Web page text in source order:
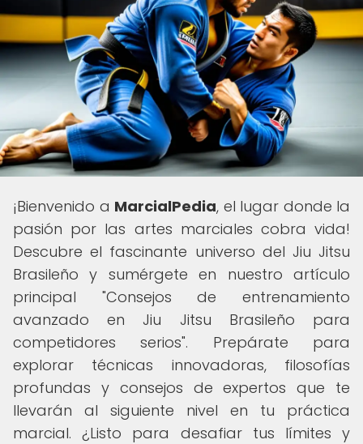
¡Bienvenido a MarcialPedia, el lugar donde la
pasión por las artes marciales cobra vida!
Descubre el fascinante universo del Jiu Jitsu
Brasileño y sumérgete en nuestro artículo
principal "Consejos de entrenamiento
avanzado en Jiu Jitsu Brasileño para
competidores serios". Prepárate para
explorar técnicas innovadoras, filosofías
profundas y consejos de expertos que te
llevarán al siguiente nivel en tu práctica
marcial. ¿Listo para desafiar tus límites y